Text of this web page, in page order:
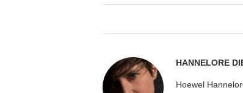
HANNELORE
Hoewel